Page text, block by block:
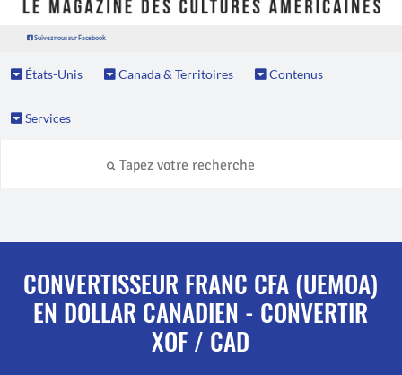
Suivez nous sur Facebook
États-Unis Canada & Territoires Contenus
Services
CONVERTISSEUR FRANC CFA (UEMOA)
EN DOLLAR CANADIEN - CONVERTIR
XOF / CAD